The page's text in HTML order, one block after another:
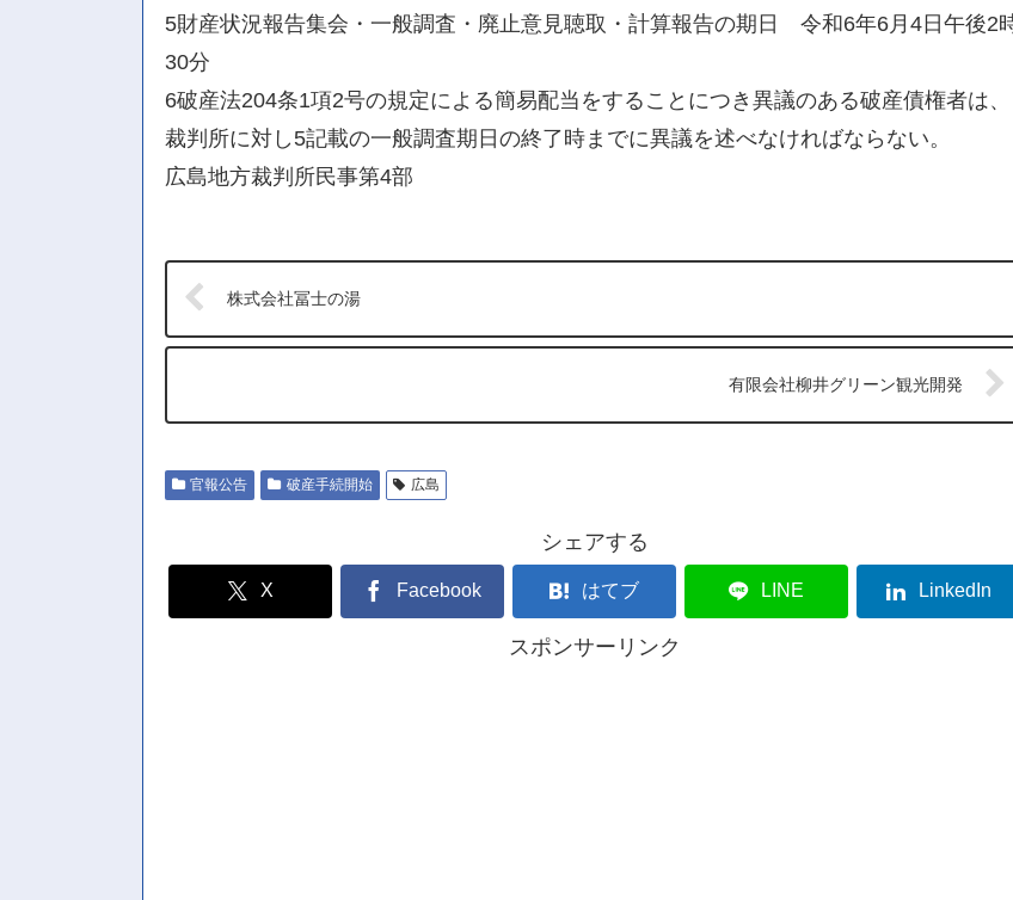
5財産状況報告集会・一般調査・廃止意見聴取・計算報告の期日 令和6年6月4日午後2
30分
6破産法204条1項2号の規定による簡易配当をすることにつき異議のある破産債権者は、
裁判所に対し5記載の一般調査期日の終了時までに異議を述べなければならない。
広島地方裁判所民事第4部
株式会社冨士の湯
有限会社柳井グリーン観光開発
官報公告 破産手続開始 広島
シェアする
X Facebook はてブ LINE LinkedIn
スポンサーリンク